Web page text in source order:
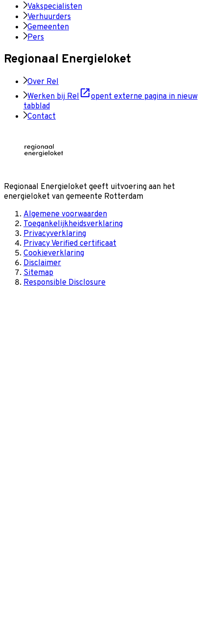
Vakspecialisten
Verhuurders
Gemeenten
Pers
Regionaal Energieloket
Over Rel
Werken bij Rel
opent externe pagina in nieuw
tabblad
Contact
Regionaal Energieloket geeft uitvoering aan het
energieloket van gemeente Rotterdam
Algemene voorwaarden
Toegankelijkheidsverklaring
Privacyverklaring
Privacy Verified certificaat
Cookieverklaring
Disclaimer
Sitemap
Responsible Disclosure